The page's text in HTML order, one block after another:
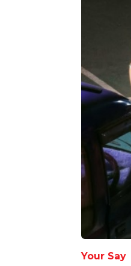
Your Say